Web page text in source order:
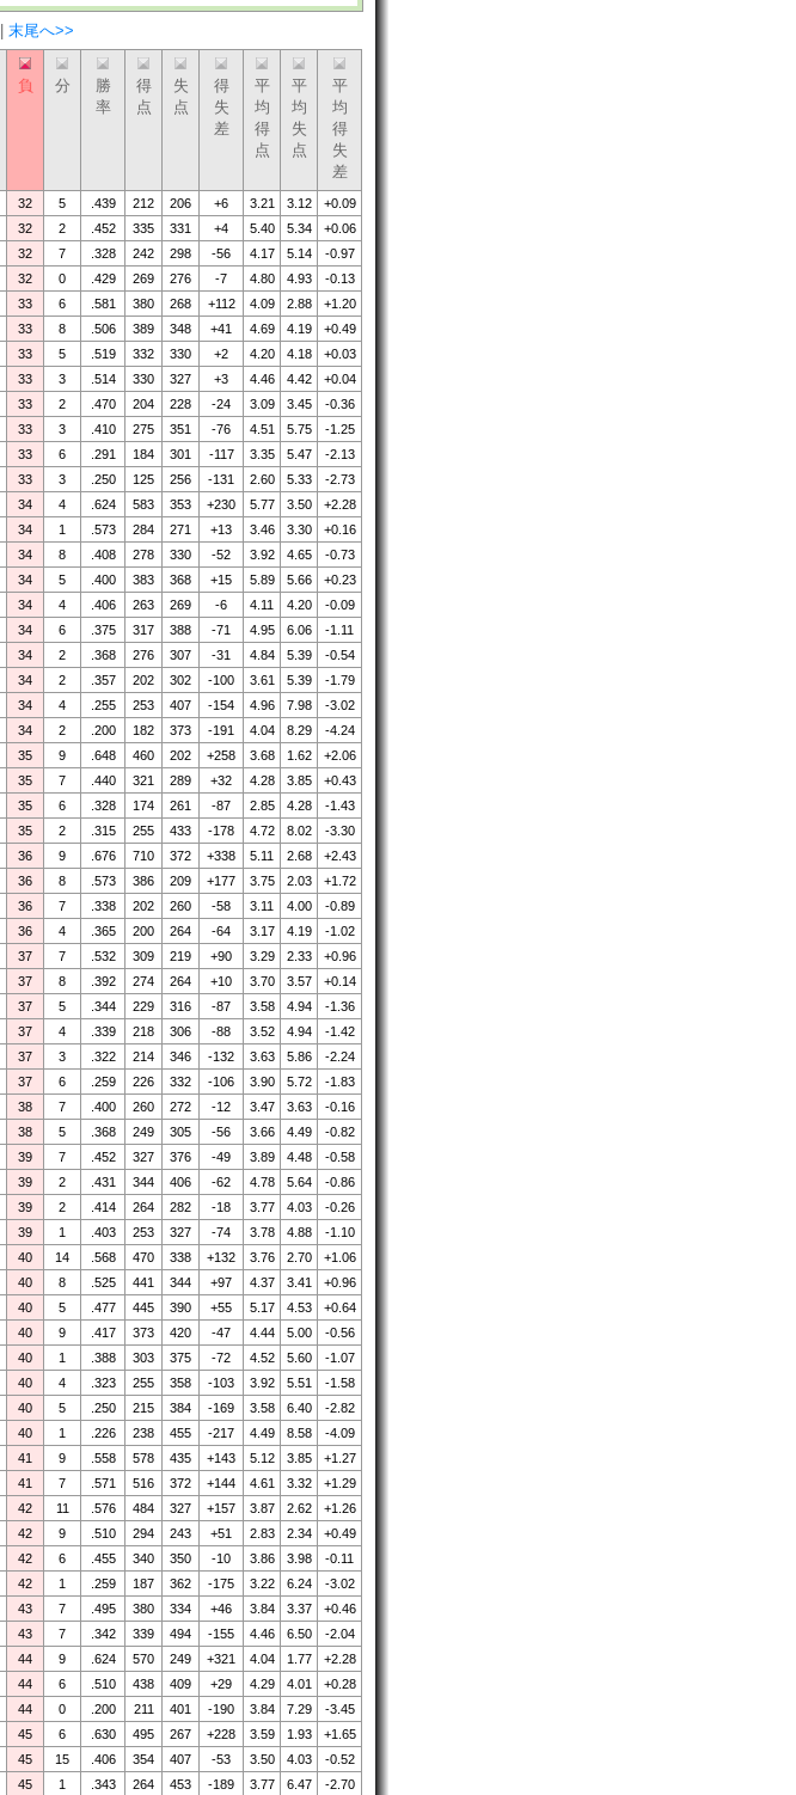
末尾へ>>
負 分
勝
率
得
点
失
点
得
失
差
平
均
得
点
平
均
失
点
平
均
得
失
差
32 5 .439 212 206 +6 3.21 3.12
+0.09
32 2 .452 335 331 +4 5.40 5.34
+0.06
32 7 .328 242 298 -56 4.17 5.14
-0.97
32 0 .429 269 276 -7 4.80 4.93
-0.13
33 6 .581 380 268 +112 4.09 2.88
+1.20
33 8 .506 389 348 +41 4.69 4.19
+0.49
33 5 .519 332 330 +2 4.20 4.18
+0.03
33 3 .514 330 327 +3 4.46 4.42
+0.04
33 2 .470 204 228 -24 3.09 3.45
-0.36
33 3 .410 275 351 -76 4.51 5.75
-1.25
33 6 .291 184 301 -117 3.35 5.47
-2.13
33 3 .250 125 256 -131 2.60 5.33
-2.73
34 4 .624 583 353 +230 5.77 3.50
+2.28
34 1 .573 284 271 +13 3.46 3.30
+0.16
34 8 .408 278 330 -52 3.92 4.65
-0.73
34 5 .400 383 368 +15 5.89 5.66
+0.23
34 4 .406 263 269 -6 4.11 4.20
-0.09
34 6 .375 317 388 -71 4.95 6.06
-1.11
34 2 .368 276 307 -31 4.84 5.39
-0.54
34 2 .357 202 302 -100 3.61 5.39
-1.79
34 4 .255 253 407 -154 4.96 7.98
-3.02
34 2 .200 182 373 -191 4.04 8.29
-4.24
35 9 .648 460 202 +258 3.68 1.62
+2.06
35 7 .440 321 289 +32 4.28 3.85
+0.43
35 6 .328 174 261 -87 2.85 4.28
-1.43
35 2 .315 255 433 -178 4.72 8.02
-3.30
36 9 .676 710 372 +338 5.11 2.68
+2.43
36 8 .573 386 209 +177 3.75 2.03
+1.72
36 7 .338 202 260 -58 3.11 4.00
-0.89
36 4 .365 200 264 -64 3.17 4.19
-1.02
37 7 .532 309 219 +90 3.29 2.33
+0.96
37 8 .392 274 264 +10 3.70 3.57
+0.14
37 5 .344 229 316 -87 3.58 4.94
-1.36
37 4 .339 218 306 -88 3.52 4.94
-1.42
37 3 .322 214 346 -132 3.63 5.86
-2.24
37 6 .259 226 332 -106 3.90 5.72
-1.83
38 7 .400 260 272 -12 3.47 3.63
-0.16
38 5 .368 249 305 -56 3.66 4.49
-0.82
39 7 .452 327 376 -49 3.89 4.48
-0.58
39 2 .431 344 406 -62 4.78 5.64
-0.86
39 2 .414 264 282 -18 3.77 4.03
-0.26
39 1 .403 253 327 -74 3.78 4.88
-1.10
40 14 .568 470 338 +132 3.76 2.70
+1.06
40 8 .525 441 344 +97 4.37 3.41
+0.96
40 5 .477 445 390 +55 5.17 4.53
+0.64
40 9 .417 373 420 -47 4.44 5.00
-0.56
40 1 .388 303 375 -72 4.52 5.60
-1.07
40 4 .323 255 358 -103 3.92 5.51
-1.58
40 5 .250 215 384 -169 3.58 6.40
-2.82
40 1 .226 238 455 -217 4.49 8.58
-4.09
41 9 .558 578 435 +143 5.12 3.85
+1.27
41 7 .571 516 372 +144 4.61 3.32
+1.29
42 11 .576 484 327 +157 3.87 2.62
+1.26
42 9 .510 294 243 +51 2.83 2.34
+0.49
42 6 .455 340 350 -10 3.86 3.98
-0.11
42 1 .259 187 362 -175 3.22 6.24
-3.02
43 7 .495 380 334 +46 3.84 3.37
+0.46
43 7 .342 339 494 -155 4.46 6.50
-2.04
44 9 .624 570 249 +321 4.04 1.77
+2.28
44 6 .510 438 409 +29 4.29 4.01
+0.28
44 0 .200 211 401 -190 3.84 7.29
-3.45
45 6 .630 495 267 +228 3.59 1.93
+1.65
45 15 .406 354 407 -53 3.50 4.03
-0.52
45 1 .343 264 453 -189 3.77 6.47
-2.70